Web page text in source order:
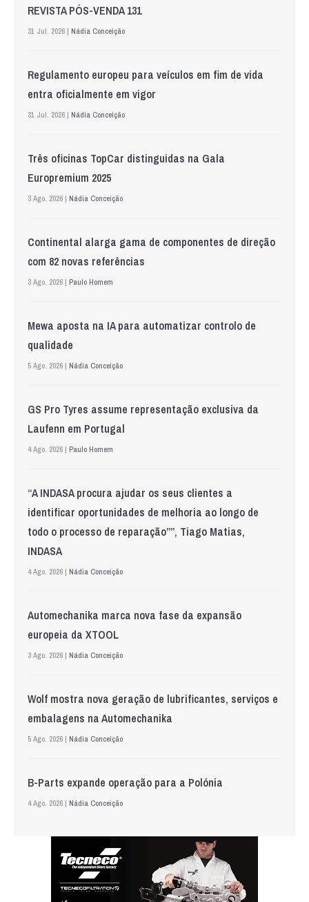
REVISTA PÓS-VENDA 131
31 Jul. 2026 | Nádia Conceição
Regulamento europeu para veículos em fim de vida
entra oficialmente em vigor
31 Jul. 2026 | Nádia Conceição
Três oficinas TopCar distinguidas na Gala
Europremium 2025
3 Ago. 2026 | Nádia Conceição
Continental alarga gama de componentes de direção
com 82 novas referências
3 Ago. 2026 | Paulo Homem
Mewa aposta na IA para automatizar controlo de
qualidade
5 Ago. 2026 | Nádia Conceição
GS Pro Tyres assume representação exclusiva da
Laufenn em Portugal
4 Ago. 2026 | Paulo Homem
“A INDASA procura ajudar os seus clientes a
identificar oportunidades de melhoria ao longo de
todo o processo de reparação””, Tiago Matias,
INDASA
4 Ago. 2026 | Nádia Conceição
Automechanika marca nova fase da expansão
europeia da XTOOL
3 Ago. 2026 | Nádia Conceição
Wolf mostra nova geração de lubrificantes, serviços e
embalagens na Automechanika
5 Ago. 2026 | Nádia Conceição
B-Parts expande operação para a Polónia
4 Ago. 2026 | Nádia Conceição